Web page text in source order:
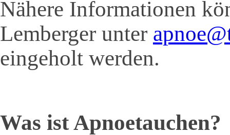
Nähere Informationen
Lemberger unter
eingeholt werden.
Was ist Apnoetauchen?